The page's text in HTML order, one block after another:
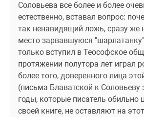
Соловьева все более и более
естественно, вставал вопрос:
так ненавидящий ложь, сразу же
место зарвавшуюся
только вступил в Теософское
протяжении полутора лет играл
более того, доверенного лица
(письма Блаватской к Соловьеву
годы, которые писатель обильно
своей книге, не оставляют на